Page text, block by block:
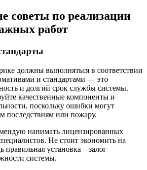
советы по реализации
работ
должны выполняться в соответствии
и стандартами — это
и долгий срок службы системы.
качественные компоненты и
поскольку ошибки могут
последствиям или пожару.
нанимать лицензированных
Не стоит экономить на
правильная установка – залог
системы.